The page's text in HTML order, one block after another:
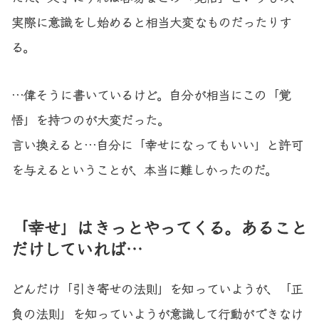
実際に意識をし始めると相当大変なものだったりす
る。
…偉そうに書いているけど。自分が相当にこの「覚
悟」を持つのが大変だった。
言い換えると…自分に「幸せになってもいい」と許可
を与えるということが、本当に難しかったのだ。
「幸せ」はきっとやってくる。あること
だけしていれば…
どんだけ「引き寄せの法則」を知っていようが、「正
負の法則」を知っていようが意識して行動ができなけ